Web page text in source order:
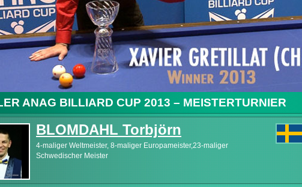
ANAG BILLIARD CUP 2013 – MEISTERTURNIER
BLOMDAHL Torbjörn
4-maliger Weltmeister, 8-maliger Europameister,23-maliger
Schwedischer Meister